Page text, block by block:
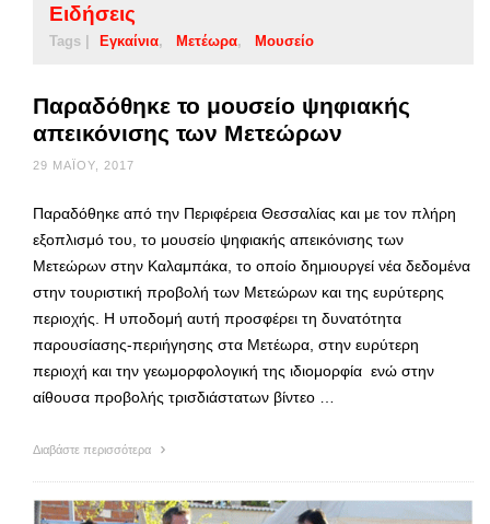
Ειδήσεις
Tags | Εγκαίνια Μετέωρα Μουσείο
Παραδόθηκε το μουσείο ψηφιακής
απεικόνισης των Μετεώρων
29 ΜΑΪ́ΟΥ, 2017
Παραδόθηκε από την Περιφέρεια Θεσσαλίας και με τον πλήρη
εξοπλισμό του, το μουσείο ψηφιακής απεικόνισης των
Μετεώρων στην Καλαμπάκα, το οποίο δημιουργεί νέα δεδομένα
στην τουριστική προβολή των Μετεώρων και της ευρύτερης
περιοχής. Η υποδομή αυτή προσφέρει τη δυνατότητα
παρουσίασης-περιήγησης στα Μετέωρα, στην ευρύτερη
περιοχή και την γεωμορφολογική της ιδιομορφία ενώ στην
αίθουσα προβολής τρισδιάστατων βίντεο …
Διαβάστε περισσότερα